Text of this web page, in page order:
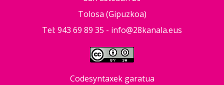
Tolosa (Gipuzkoa)
Tel: 943 69 89 35 - info@28kanala.eus
Codesyntaxek garatua